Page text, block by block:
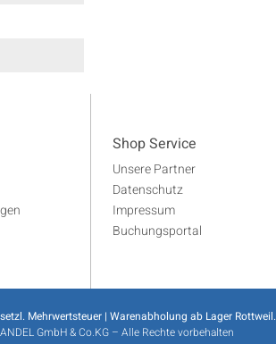
Shop Service
Unsere Partner
Datenschutz
Impressum
Buchungsportal
Mehrwertsteuer | Warenabholung ab Lager Rottweil.
GmbH & Co.KG – Alle Rechte vorbehalten